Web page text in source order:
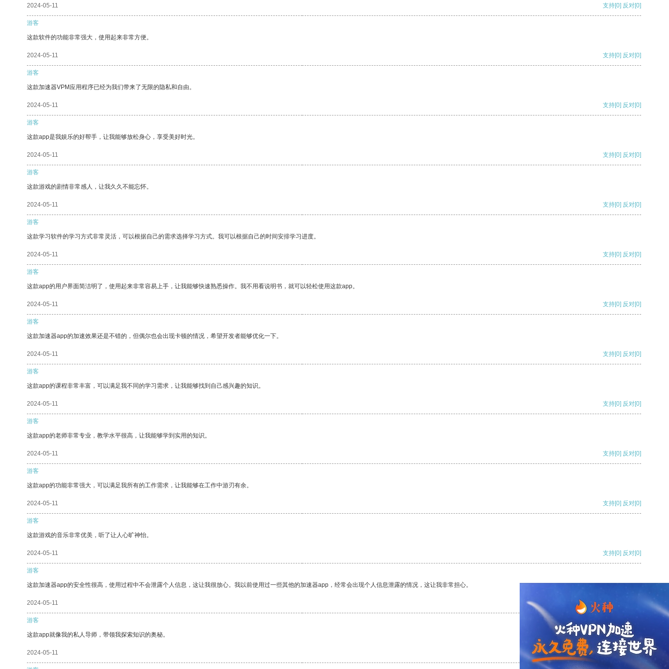
2024-05-11 支持[0] 反对[0]
游客
这款软件的功能非常强大，使用起来非常方便。
2024-05-11 支持[0] 反对[0]
游客
这款加速器VPM应用程序已经为我们带来了无限的隐私和自由。
2024-05-11 支持[0] 反对[0]
游客
这款app是我娱乐的好帮手，让我能够放松身心，享受美好时光。
2024-05-11 支持[0] 反对[0]
游客
这款游戏的剧情非常感人，让我久久不能忘怀。
2024-05-11 支持[0] 反对[0]
游客
这款学习软件的学习方式非常灵活，可以根据自己的需求选择学习方式。我可以根据自己的时间安排学习进度。
2024-05-11 支持[0] 反对[0]
游客
这款app的用户界面简洁明了，使用起来非常容易上手，让我能够快速熟悉操作。我不用看说明书，就可以轻松使用这款app。
2024-05-11 支持[0] 反对[0]
游客
这款加速器app的加速效果还是不错的，但偶尔也会出现卡顿的情况，希望开发者能够优化一下。
2024-05-11 支持[0] 反对[0]
游客
这款app的课程非常丰富，可以满足我不同的学习需求，让我能够找到自己感兴趣的知识。
2024-05-11 支持[0] 反对[0]
游客
这款app的老师非常专业，教学水平很高，让我能够学到实用的知识。
2024-05-11 支持[0] 反对[0]
游客
这款app的功能非常强大，可以满足我所有的工作需求，让我能够在工作中游刃有余。
2024-05-11 支持[0] 反对[0]
游客
这款游戏的音乐非常优美，听了让人心旷神怡。
2024-05-11 支持[0] 反对[0]
游客
这款加速器app的安全性很高，使用过程中不会泄露个人信息，这让我很放心。我以前使用过一些其他的加速器app，经常会出现个人信息泄露的情况，这让我非常担心。
2024-05-11 支持
游客
这款app就像我的私人导师，带领我探索知识的奥秘。
2024-05-11 支持[0] 反对[0]